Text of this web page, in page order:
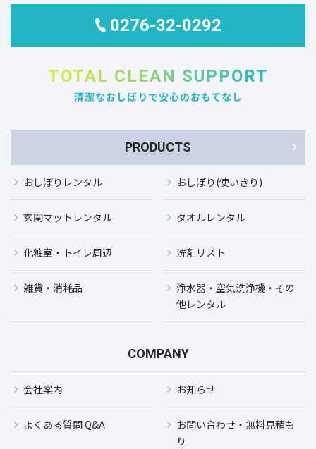
0276-32-0292
TOTAL CLEAN SUPPORT
清潔なおしぼりで安心のおもてなし
PRODUCTS
おしぼりレンタル おしぼり(使いきり)
玄関マットレンタル タオルレンタル
化粧室・トイレ周辺 洗剤リスト
雑貨・消耗品
浄水器・空気洗浄機・その
他レンタル
COMPANY
会社案内 お知らせ
よくある質問 Q&A
お問い合わせ・無料見積も
り